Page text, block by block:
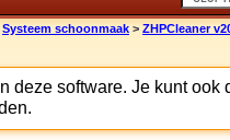
Systeem schoonmaak > ZHPCleaner
deze software. Je kunt ook